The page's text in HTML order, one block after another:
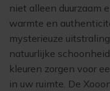
niet alleen duurzaam
warmte en
mysterieuze
natuurlijke
kleuren zorgen voor
in uw ruimte. De